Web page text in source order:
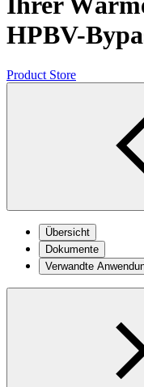
HPBV-
Product Store
Übersicht
Dokumente
Verwandte